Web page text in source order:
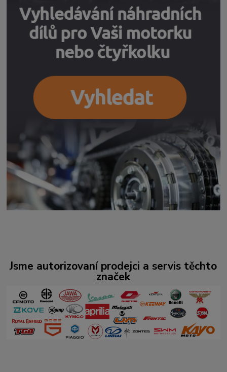
Jsme autorizovaní prodejci a servis těchto
značek